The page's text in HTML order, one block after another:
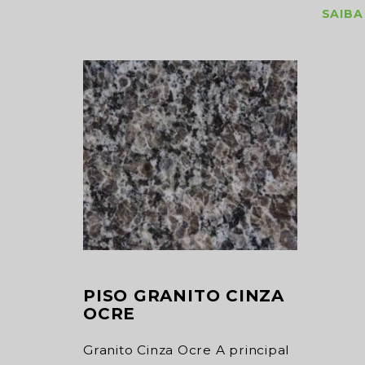
PISO GRANITO CINZA
OCRE
Granito Cinza Ocre A principal